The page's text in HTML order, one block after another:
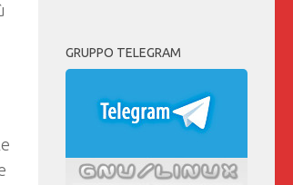
GRUPPO TELEGRAM